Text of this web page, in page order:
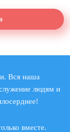
Вся наша
людям и
вместе.